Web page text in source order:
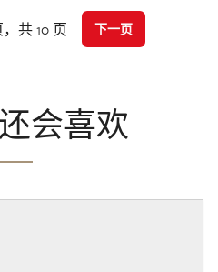
，共 10 页 下一页
会喜欢